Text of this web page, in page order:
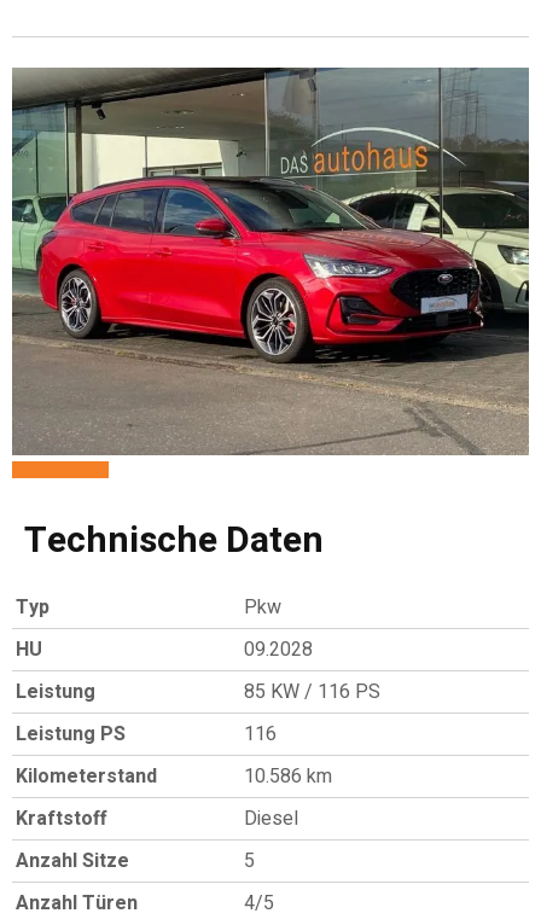
Technische Daten
Typ
Pkw
HU
09.2028
Leistung
85 KW / 116 PS
Leistung PS
116
Kilometerstand
10.586 km
Kraftstoff
Diesel
Anzahl Sitze
5
Anzahl Türen
4/5